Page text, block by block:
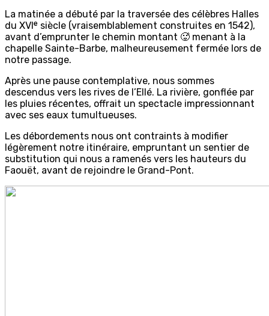
La matinée a débuté par la traversée des célèbres Halles
du XVIᵉ siècle (vraisemblablement construites en 1542),
avant d’emprunter le chemin montant 🥵 menant à la
chapelle Sainte-Barbe, malheureusement fermée lors de
notre passage.
Après une pause contemplative, nous sommes
descendus vers les rives de l’Ellé. La rivière, gonflée par
les pluies récentes, offrait un spectacle impressionnant
avec ses eaux tumultueuses.
Les débordements nous ont contraints à modifier
légèrement notre itinéraire, empruntant un sentier de
substitution qui nous a ramenés vers les hauteurs du
Faouët, avant de rejoindre le Grand-Pont.